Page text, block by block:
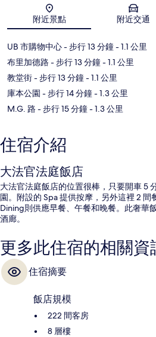
地圖
附近景點 附近交通
UB 市購物中心- 步行 13 分鐘- 1.1 公里
布里加德路 - 步行 13 分鐘- 1.1 公里
教堂街- 步行 13 分鐘- 1.1 公里
庫本公園 - 步行 14 分鐘- 1.3 公里
M.G. 路 - 步行 15 分鐘- 1.3 公里
住宿介紹
大法官法庭飯店
大法官法庭飯店的位置很棒，只要開車 5
園。附設的 Spa 提供按摩，另外這裡 2 間
Dining則供應早餐、午餐和晚餐。此奢華
酒廊。
更多此住宿的相關資
住宿摘要
飯店規模
222 間客房
8 層樓